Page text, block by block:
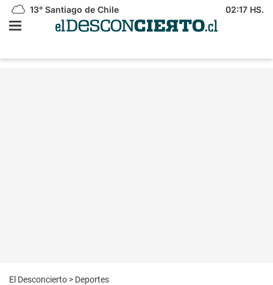
13° Santiago de Chile 02:17 HS.
El Desconcierto > Deportes